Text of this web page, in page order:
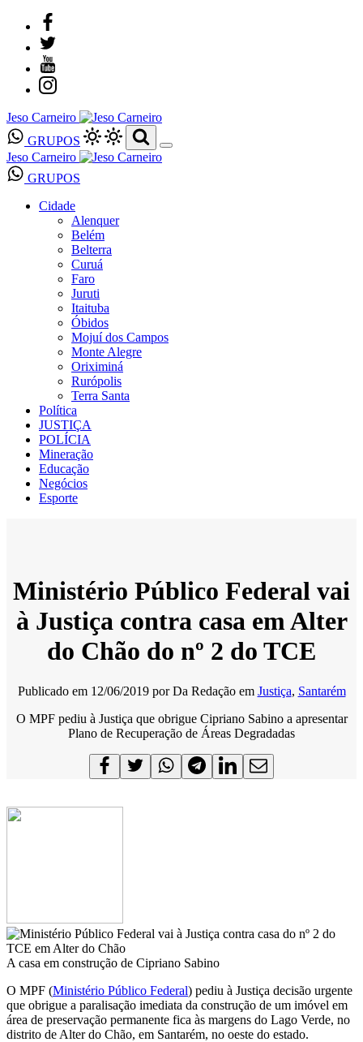
Jeso Carneiro
GRUPOS
Jeso Carneiro
GRUPOS
Cidade
Alenquer
Belém
Belterra
Curuá
Faro
Juruti
Itaituba
Óbidos
Mojuí dos Campos
Monte Alegre
Oriximiná
Rurópolis
Terra Santa
Política
JUSTIÇA
POLÍCIA
Mineração
Educação
Negócios
Esporte
Ministério Público Federal vai
à Justiça contra casa em Alter
do Chão do nº 2 do TCE
Publicado em 12/06/2019 porDa Redação em Justiça, Santarém
O MPF pediu à Justiça que obrigue Cipriano Sabino a apresentar
Plano de Recuperação de Áreas Degradadas
A casa em construção de Cipriano Sabino
O MPF (Ministério Público Federal) pediu à Justiça decisão urgente
que obrigue a paralisação imediata da construção de um imóvel em
área de preservação permanente fica às margens do Lago Verde, no
distrito de Alter do Chão, em Santarém, no oeste do estado.